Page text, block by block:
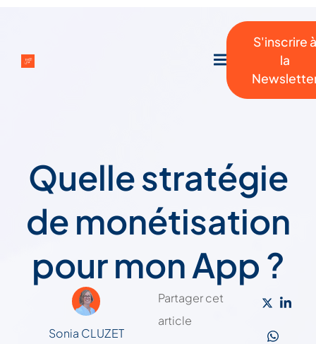
S'inscrire à
la
Quelle stratégie
de monétisation
pour mon App ?
Sonia CLUZET
Partager cet
article